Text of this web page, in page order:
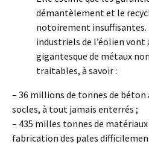
démantèlement et le
notoirement insuffisantes.
industriels de l’éolien
gigantesque de métaux
traitables, à savoir :
– 36 millions de tonnes de
socles, à tout jamais enterrés ;
– 435 milles tonnes de
fabrication des pales